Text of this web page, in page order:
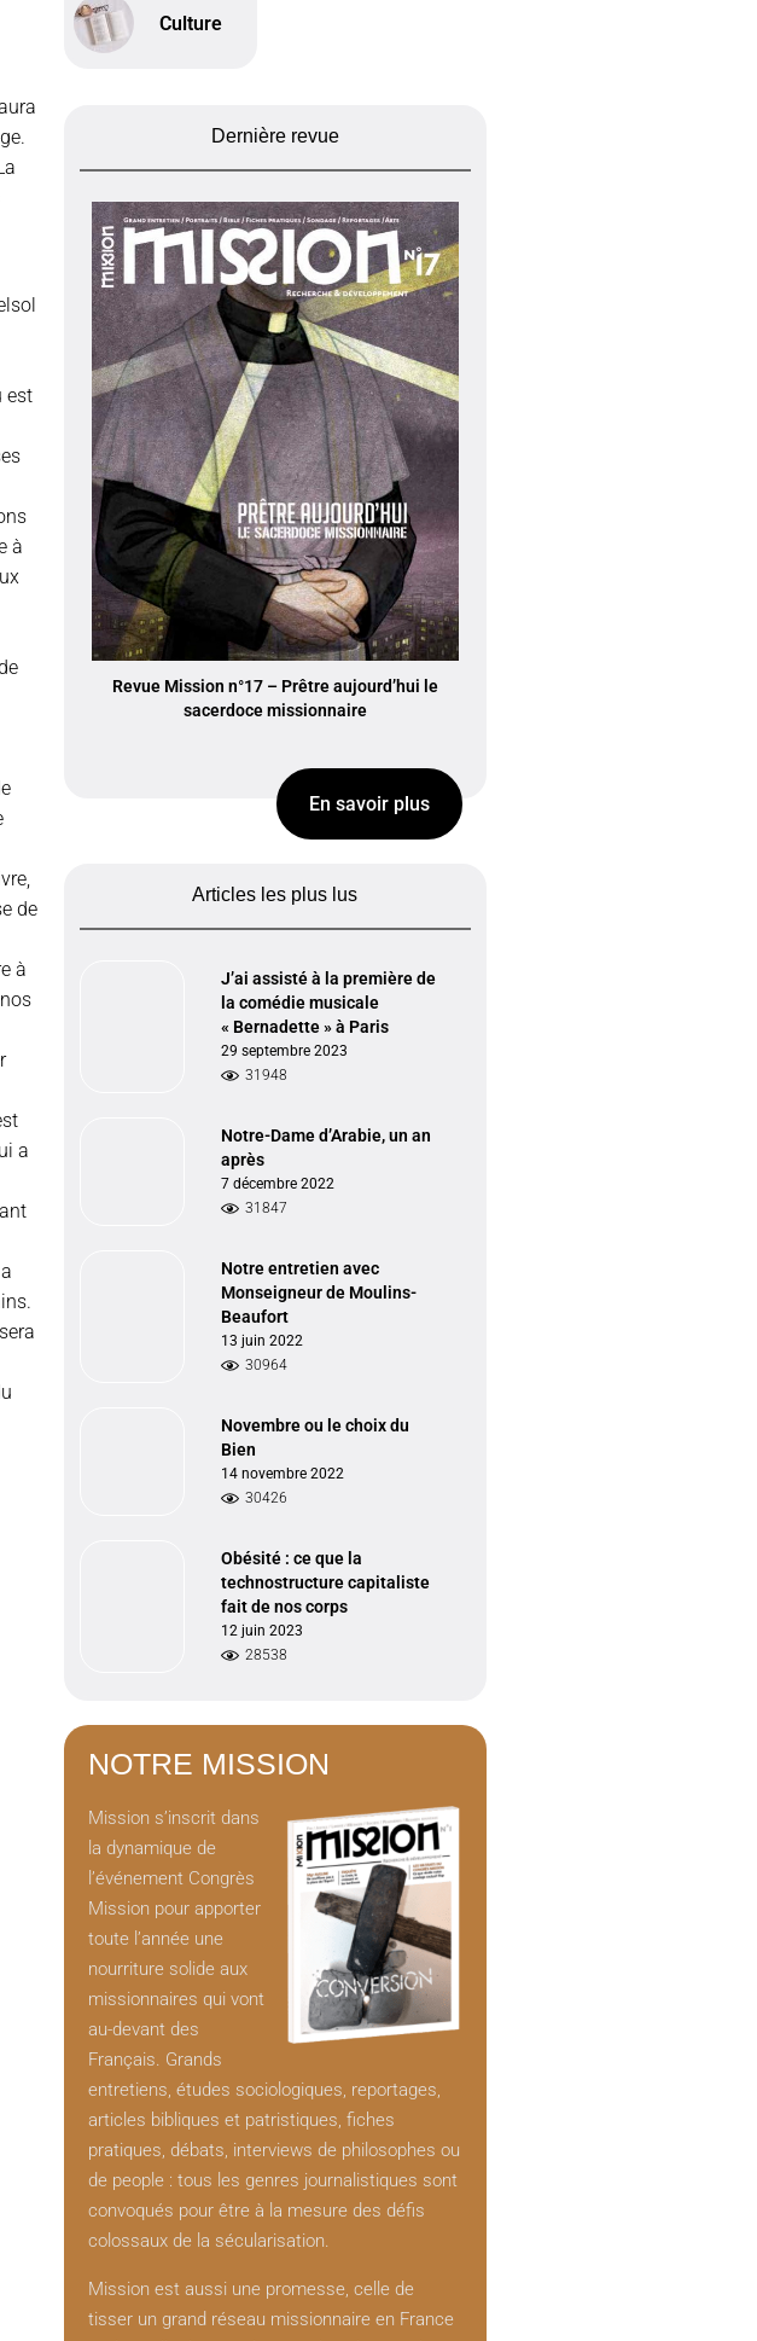
est
à
de
à
a
Culture
Dernière revue
Revue Mission n°17 – Prêtre aujourd’hui le
sacerdoce missionnaire
En savoir plus
Articles les plus lus
J’ai assisté à la première de
la comédie musicale
« Bernadette » à Paris
29 septembre 2023
31948
Notre-Dame d’Arabie, un an
après
7 décembre 2022
31847
Notre entretien avec
Monseigneur de Moulins-
Beaufort
13 juin 2022
30964
Novembre ou le choix du
Bien
14 novembre 2022
30426
Obésité : ce que la
technostructure capitaliste
fait de nos corps
12 juin 2023
28538
NOTRE MISSION
Mission s’inscrit dans
la dynamique de
l’événement Congrès
Mission pour apporter
toute l’année une
nourriture solide aux
missionnaires qui vont
au-devant des
Français. Grands
entretiens, études sociologiques, reportages,
articles bibliques et patristiques, fiches
pratiques, débats, interviews de philosophes ou
de people : tous les genres journalistiques sont
convoqués pour être à la mesure des défis
colossaux de la sécularisation.
Mission est aussi une promesse, celle de
tisser un grand réseau missionnaire en France